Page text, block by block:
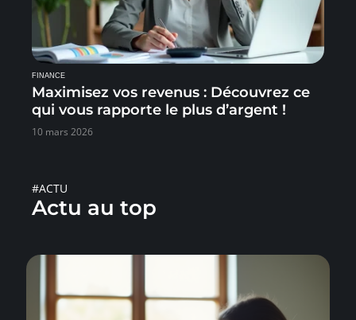
FINANCE
Maximisez vos revenus : Découvrez ce
qui vous rapporte le plus d’argent !
10 mars 2026
#ACTU
Actu au top